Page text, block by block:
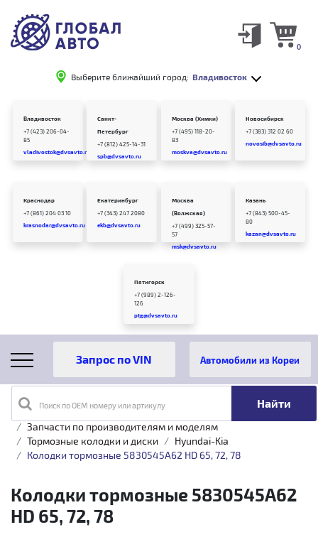
Выберите ближайший город: Владивосток
0
Владивосток
+7 (423) 206-04-
85
vladivostok@dvsavto.ru
Санкт-
Петербург
+7 (812) 425-14-31
spb@dvsavto.ru
Москва (Химки)
+7 (495) 118-20-
83
moskva@dvsavto.ru
Новосибирск
+7 (383) 312 02 60
novosib@dvsavto.ru
Краснодар
+7 (861) 204 03 10
krasnodar@dvsavto.ru
Екатеринбург
+7 (343) 247 2080
ekb@dvsavto.ru
Москва
(Волжская)
+7 (499) 325-57-
57
msk@dvsavto.ru
Казань
+7 (843) 500-45-
80
kazan@dvsavto.ru
Пятигорск
+7 (989) 2-126-
126
ptg@dvsavto.ru
Поиск по OEM номеру или артикулу
Автомобили из Кореи
Главная
Каталог товаров
Запчасти по производителям и моделям
Тормозные колодки и диски
Hyundai-Kia
Колодки тормозные 5830545A62 HD 65, 72, 78
Колодки тормозные 5830545A62
HD 65, 72, 78